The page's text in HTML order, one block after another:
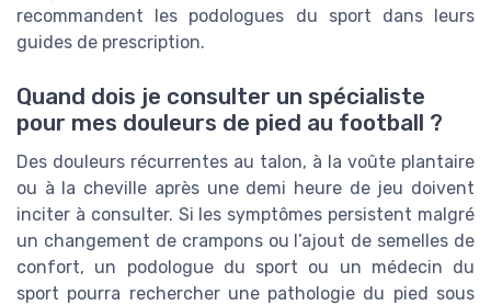
recommandent les podologues du sport dans leurs
guides de prescription.
Quand dois je consulter un spécialiste
pour mes douleurs de pied au football ?
Des douleurs récurrentes au talon, à la voûte plantaire
ou à la cheville après une demi heure de jeu doivent
inciter à consulter. Si les symptômes persistent malgré
un changement de crampons ou l’ajout de semelles de
confort, un podologue du sport ou un médecin du
sport pourra rechercher une pathologie du pied sous